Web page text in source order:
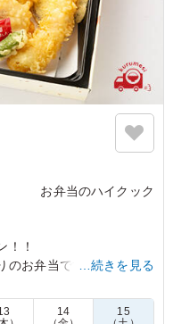
お弁当のハイクック
！！
のお弁当です！…続きを見る
14
15